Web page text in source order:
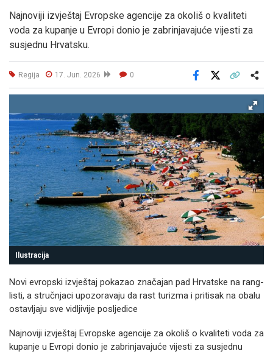
Najnoviji izvještaj Evropske agencije za okoliš o kvaliteti
voda za kupanje u Evropi donio je zabrinjavajuće vijesti za
susjednu Hrvatsku.
Regija 17. Jun. 2026 0
Facebook
Ilustracija
Novi evropski izvještaj pokazao značajan pad Hrvatske na rang-
listi, a stručnjaci upozoravaju da rast turizma i pritisak na obalu
ostavljaju sve vidljivije posljedice
Najnoviji izvještaj Evropske agencije za okoliš o kvaliteti voda za
kupanje u Evropi donio je zabrinjavajuće vijesti za susjednu